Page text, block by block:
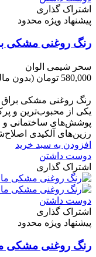
اشتراک گذاری
پیشنهاد ویژه محدود
رنگ روغنی مشکی
سحر شیمی الوان
580,000 تومان
(بدون
رنگ روغنی مشکی براق
یکی از محبوب‌ترین و
پوشش‌های ساختمانی و
رزین‌های آلکیدی
افزودن به سبد خرید
دوست داشتن
اشتراک گذاری
دوست داشتن
اشتراک گذاری
پیشنهاد ویژه محدود
رنگ روغنی مشکی